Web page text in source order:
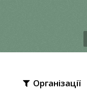
Організації